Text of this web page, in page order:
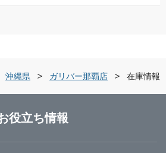
沖縄県 ガリバー那覇店 在庫情報
役立ち情報